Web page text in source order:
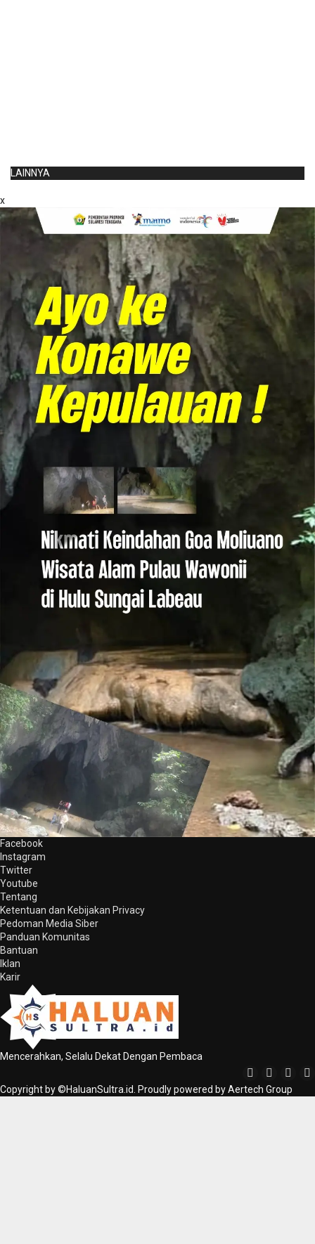
LAINNYA
x
Facebook
Instagram
Twitter
Youtube
Tentang
Ketentuan dan Kebijakan Privacy
Pedoman Media Siber
Panduan Komunitas
Bantuan
Iklan
Karir
Mencerahkan, Selalu Dekat Dengan Pembaca
Copyright by ©HaluanSultra.id. Proudly powered by Aertech Group